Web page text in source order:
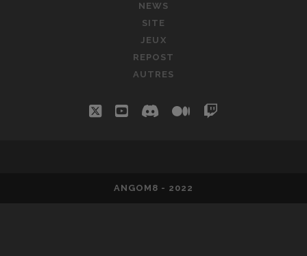
NEWS
SITE
JEUX
REPOST
AUTRES
twitteryoutubediscordmedium
ANGOM8 - 2022